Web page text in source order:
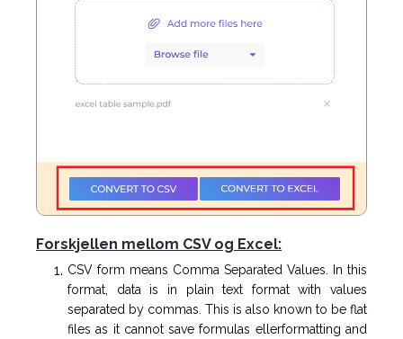
Forskjellen mellom CSV og Excel:
CSV form means Comma Separated Values. In this
format, data is in plain text format with values
separated by commas. This is also known to be flat
files as it cannot save formulas ellerformatting and